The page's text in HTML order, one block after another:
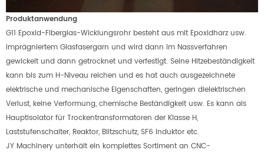
Produktanwendung
G11 Epoxid-Fiberglas-Wicklungsrohr besteht aus mit Epoxidharz usw.
imprägniertem Glasfasergarn und wird dann im Nassverfahren
gewickelt und dann getrocknet und verfestigt. Seine Hitzebeständigkeit
kann bis zum H-Niveau reichen und es hat auch ausgezeichnete
elektrische und mechanische Eigenschaften, geringen dielektrischen
Verlust, keine Verformung, chemische Beständigkeit usw. Es kann als
Hauptisolator für Trockentransformatoren der Klasse H,
Laststufenschalter, Reaktor, Blitzschutz, SF6 Induktor etc.
JY Machinery unterhält ein komplettes Sortiment an CNC-